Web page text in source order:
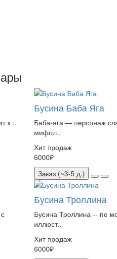
к ..
Бусина Баба Яга
Баба-яга — персонаж
мифол..
Хит продаж
6000₽
Заказ (~3-5 д.)
Бусина Троллина
Бусина Троллина -- по
иллюст..
Хит продаж
6000₽